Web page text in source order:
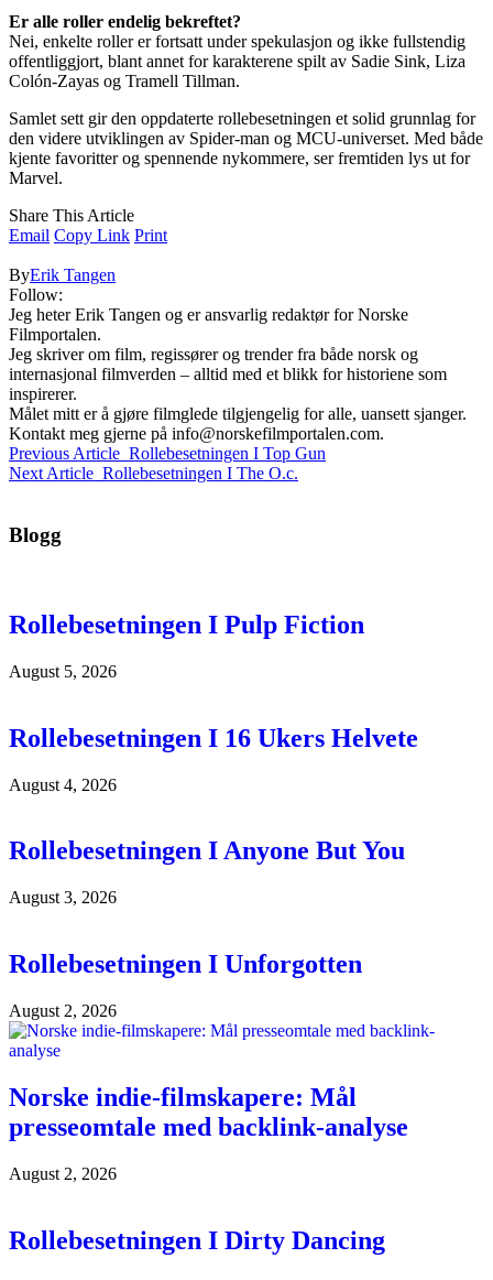
Er alle roller endelig bekreftet?
Nei, enkelte roller er fortsatt under spekulasjon og ikke fullstendig
offentliggjort, blant annet for karakterene spilt av Sadie Sink, Liza
Colón-Zayas og Tramell Tillman.
Samlet sett gir den oppdaterte rollebesetningen et solid grunnlag for
den videre utviklingen av Spider-man og MCU-universet. Med både
kjente favoritter og spennende nykommere, ser fremtiden lys ut for
Marvel.
Share This Article
Email Copy Link Print
ByErik Tangen
Follow:
Jeg heter Erik Tangen og er ansvarlig redaktør for Norske
Filmportalen.
Jeg skriver om film, regissører og trender fra både norsk og
internasjonal filmverden – alltid med et blikk for historiene som
inspirerer.
Målet mitt er å gjøre filmglede tilgjengelig for alle, uansett sjanger.
Kontakt meg gjerne på info@norskefilmportalen.com.
Previous Article Rollebesetningen I Top Gun
Next Article Rollebesetningen I The O.c.
Blogg
Rollebesetningen I Pulp Fiction
August 5, 2026
Rollebesetningen I 16 Ukers Helvete
August 4, 2026
Rollebesetningen I Anyone But You
August 3, 2026
Rollebesetningen I Unforgotten
August 2, 2026
Norske indie-filmskapere: Mål
presseomtale med backlink-analyse
August 2, 2026
Rollebesetningen I Dirty Dancing